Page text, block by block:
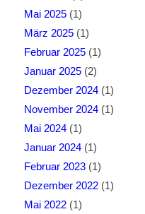
Mai 2025(1)
März 2025(1)
Februar 2025(1)
Januar 2025(2)
Dezember 2024(1)
November 2024(1)
Mai 2024(1)
Januar 2024(1)
Februar 2023(1)
Dezember 2022(1)
Mai 2022(1)